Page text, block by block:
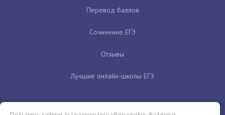
Перевод баллов
Сочинение ЕГЭ
Отзывы
Лучшие онлайн-школы ЕГЭ